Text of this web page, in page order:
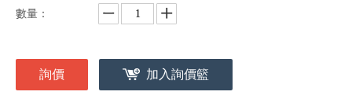
數量：
詢價 加入詢價籃